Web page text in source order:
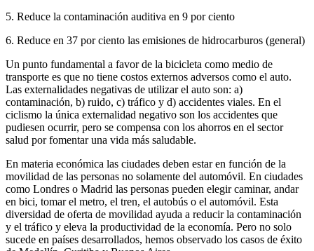
5. Reduce la contaminación auditiva en 9 por ciento
6. Reduce en 37 por ciento las emisiones de hidrocarburos (general)
Un punto fundamental a favor de la bicicleta como medio de
transporte es que no tiene costos externos adversos como el auto.
Las externalidades negativas de utilizar el auto son: a)
contaminación, b) ruido, c) tráfico y d) accidentes viales. En el
ciclismo la única externalidad negativo son los accidentes que
pudiesen ocurrir, pero se compensa con los ahorros en el sector
salud por fomentar una vida más saludable.
En materia económica las ciudades deben estar en función de la
movilidad de las personas no solamente del automóvil. En ciudades
como Londres o Madrid las personas pueden elegir caminar, andar
en bici, tomar el metro, el tren, el autobús o el automóvil. Esta
diversidad de oferta de movilidad ayuda a reducir la contaminación
y el tráfico y eleva la productividad de la economía. Pero no solo
sucede en países desarrollados, hemos observado los casos de éxito